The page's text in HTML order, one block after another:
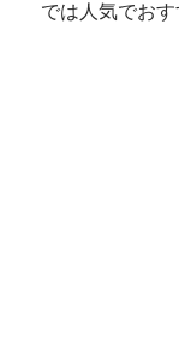
では人気でおす